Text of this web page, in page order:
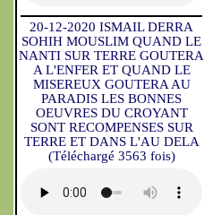
20-12-2020 ISMAIL DERRA
SOHIH MOUSLIM QUAND LE
NANTI SUR TERRE GOUTERA
A L'ENFER ET QUAND LE
MISEREUX GOUTERA AU
PARADIS LES BONNES
OEUVRES DU CROYANT
SONT RECOMPENSES SUR
TERRE ET DANS L'AU DELA
(Téléchargé 3563 fois)